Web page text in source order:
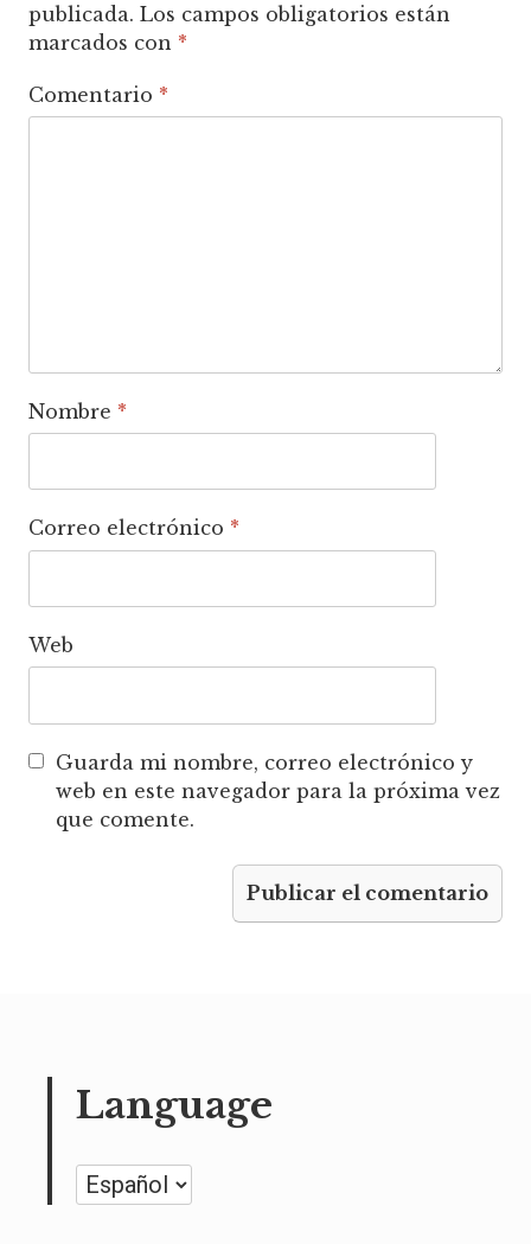
publicada. Los campos obligatorios están
marcados con *
Comentario *
Nombre *
Correo electrónico *
Web
Guarda mi nombre, correo electrónico y
web en este navegador para la próxima vez
que comente.
Language
Language